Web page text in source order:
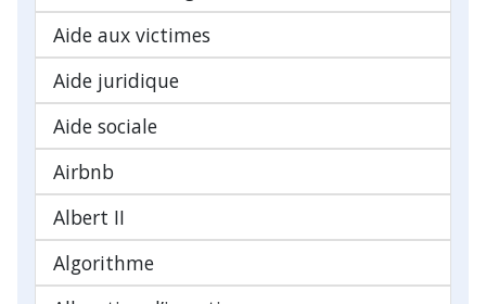
Aide aux victimes
Aide juridique
Aide sociale
Airbnb
Albert II
Algorithme